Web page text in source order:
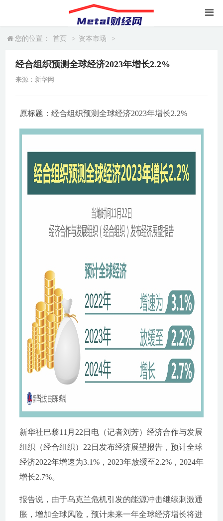
您的位置： 首页 > 资本市场 >
经合组织预测全球经济2023年增长2.2%
来源：新华网
原标题：经合组织预测全球经济2023年增长2.2%
新华社巴黎11月22日电（记者刘芳）经济合作与发展
组织（经合组织）22日发布经济展望报告，预计全球
经济2022年增速为3.1%，2023年放缓至2.2%，2024年
增长2.7%。
报告说，由于乌克兰危机引发的能源冲击继续刺激通
胀，增加全球风险，预计未来一年全球经济增长将进